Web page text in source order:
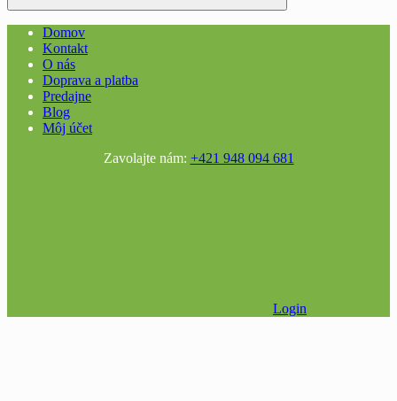
Domov
Kontakt
O nás
Doprava a platba
Predajne
Blog
Môj účet
Zavolajte nám: +421 948 094 681
Login